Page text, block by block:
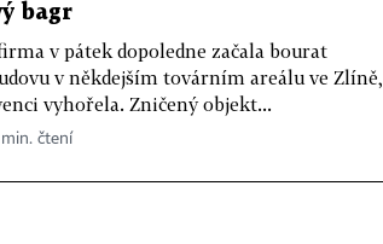
bagr
v pátek dopoledne začala bourat
v někdejším továrním areálu ve Zlíně,
vyhořela. Zničený objekt...
čtení